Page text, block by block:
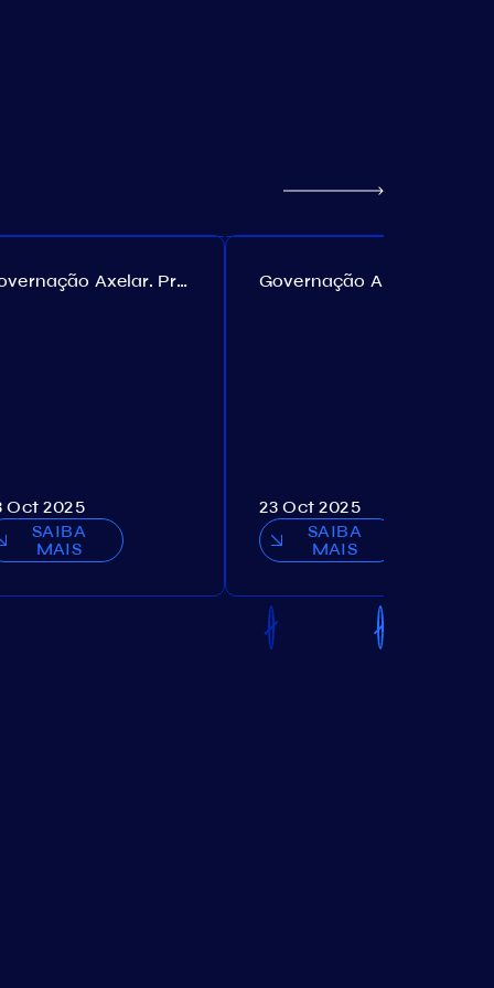
Governação Axelar. Proposta №385
Oct 2025
SAIBA
MAIS
23 Oct 2025
SAIBA
MAIS